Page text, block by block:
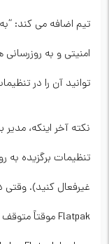
تیم اضافه می کند:
امنیتی و به
توانید آن را در
نکته آخر اینکه،
غیرفعال کنید). وقتی